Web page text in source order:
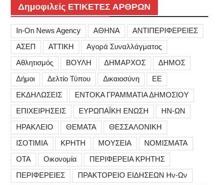
Δημοφιλείς ΕΤΙΚΕΤΕΣ ΑΡΘΡΩΝ
In-On News Agency ΑΘΗΝΑ
ΑΝΤΙΠΕΡΙΦΕΡΕΙΕΣ
ΑΣΕΠ
ΑΤΤΙΚΗ
Αγορά Συναλλάγματος
Αθλητισμός
ΒΟΥΛΗ ΔΗΜΑΡΧΟΣ
ΔΗΜΟΣ
Δήμοι
Δελτίο Τύπου Δικαιοσύνη
ΕΕ
ΕΚΔΗΛΩΣΕΙΣ
ΕΝΤΟΚΑ ΓΡΑΜΜΑΤΙΑ ΔΗΜΟΣΙΟΥ
ΕΠΙΧΕΙΡΗΣΕΙΣ
ΕΥΡΩΠΑΪΚΗ ΕΝΩΣΗ
ΗΝ-ΩΝ
ΗΡΑΚΛΕΙΟ
ΘΕΜΑΤΑ
ΘΕΣΣΑΛΟΝΙΚΗ
ΙΣΟΤΙΜΙΑ
ΚΡΗΤΗ ΜΟΥΣΕΙΑ
ΝΟΜΙΣΜΑΤΑ
ΟΤΑ
Οικονομία
ΠΕΡΙΦΕΡΕΙΑ ΚΡΗΤΗΣ
ΠΕΡΙΦΕΡΕΙΕΣ
ΠΡΑΚΤΟΡΕΙΟ ΕΙΔΗΣΕΩΝ Ην-Ων